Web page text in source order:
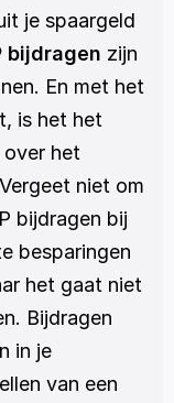
je spaargeld
bijdragen zijn
En met het
is het het
het
niet om
bijdragen bij
besparingen
het gaat niet
Bijdragen
in je
van een